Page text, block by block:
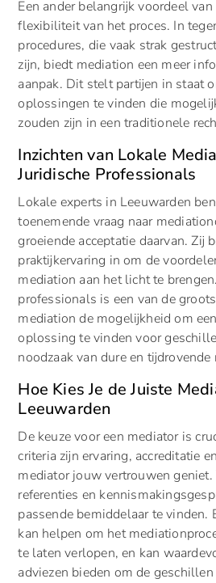
Een ander belangrijk voordeel
flexibiliteit van het proces. In
procedures, die vaak strak
zijn, biedt mediation een meer
aanpak. Dit stelt partijen in staat
oplossingen te vinden die
zouden zijn in een traditionele
Inzichten van Lokale
Juridische Professionals
Lokale experts in Leeuwarden
toenemende vraag naar
groeiende acceptatie daarvan. Zij
praktijkervaring in om de
mediation aan het licht te
professionals is een van de
mediation de mogelijkheid om
oplossing te vinden voor
noodzaak van dure en tijdrovende
Hoe Kies Je de Juiste
Leeuwarden
De keuze voor een mediator is
criteria zijn ervaring, accreditatie
mediator jouw vertrouwen
referenties en
passende bemiddelaar te vinden.
kan helpen om het
te laten verlopen, en kan
adviezen bieden om de